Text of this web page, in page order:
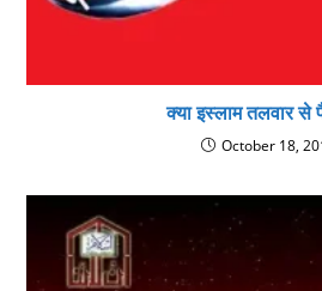
क्या इस्लाम तलवार से
October 18,